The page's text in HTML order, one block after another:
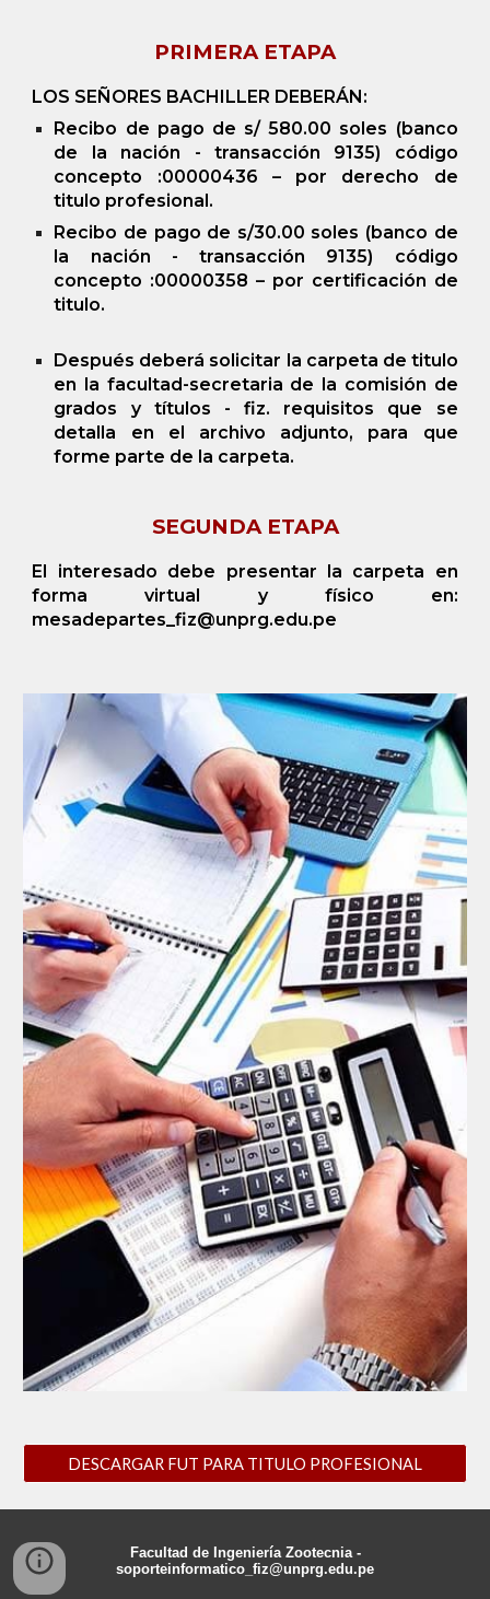
PRIMERA ETAPA
LOS SEÑORES BACHILLER DEBERÁN:
Recibo de pago de s/ 580.00 soles (banco
de la nación - transacción 9135) código
concepto :00000436 – por derecho de
titulo profesional.
Recibo de pago de s/30.00 soles (banco de
la nación - transacción 9135) código
concepto :00000358 – por certificación de
titulo.
Después deberá solicitar la carpeta de titulo
en la facultad-secretaria de la comisión de
grados y títulos - fiz. requisitos que se
detalla en el archivo adjunto, para que
forme parte de la carpeta.
SEGUNDA ETAPA
El interesado debe presentar la carpeta en
forma virtual y físico en:
mesadepartes_fiz@unprg.edu.pe
DESCARGAR FUT PARA TITULO PROFESIONAL
Facultad de Ingeniería Zootecnia -
soporteinformatico _fiz@unprg.edu.pe